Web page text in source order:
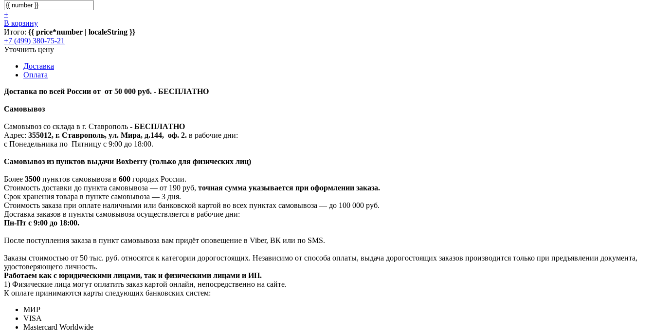
+
В корзину
Итого: {{ price*number | localeString }}
+7 (499) 380-75-21
Уточнить цену
Доставка
Оплата
Доставка по всей России от от 50 000 руб. - БЕСПЛАТНО
Самовывоз
Самовывоз со склада в г. Ставрополь - БЕСПЛАТНО
Адрес: 355012, г. Ставрополь, ул. Мира, д.144, оф. 2. в рабочие дни:
с Понедельника по Пятницу с 9:00 до 18:00.
Самовывоз из пунктов выдачи Boxberry (только для физических лиц)
Более 3500 пунктов самовывоза в 600 городах России.
Стоимость доставки до пункта самовывоза — от 190 руб, точная сумма указывается при оформлении заказа.
Срок хранения товара в пункте самовывоза — 3 дня.
Стоимость заказа при оплате наличными или банковской картой во всех пунктах самовывоза — до 100 000 руб.
Доставка заказов в пункты самовывоза осуществляется в рабочие дни:
Пн-Пт с 9:00 до 18:00.
После поступления заказа в пункт самовывоза вам придёт оповещение в Viber, ВК или по SMS.
Заказы стоимостью от 50 тыс. руб. относятся к категории дорогостоящих. Независимо от способа оплаты, выдача дорогостоящих заказов производится только при предъявлении документа,
удостоверяющего личность.
Работаем как с юридическими лицами, так и физическими лицами и ИП.
1) Физические лица могут оплатить заказ картой онлайн, непосредственно на сайте.
К оплате принимаются карты следующих банковских систем:
МИР
VISA
Mastercard Worldwide